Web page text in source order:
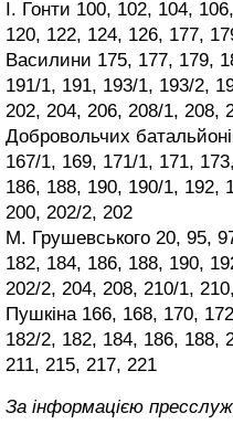
І. Гонти 100, 102, 104,
120, 122, 124, 126, 177,
Василини 175, 177, 179,
191/1, 191, 193/1, 193/2,
202, 204, 206, 208/1, 208,
Добровольчих
167/1, 169, 171/1, 171,
186, 188, 190, 190/1, 192,
200, 202/2, 202
М. Грушевського 20, 95,
182, 184, 186, 188, 190,
202/2, 204, 208, 210/1,
Пушкіна 166, 168, 170,
182/2, 182, 184, 186, 188,
211, 215, 217, 221
За інформацією